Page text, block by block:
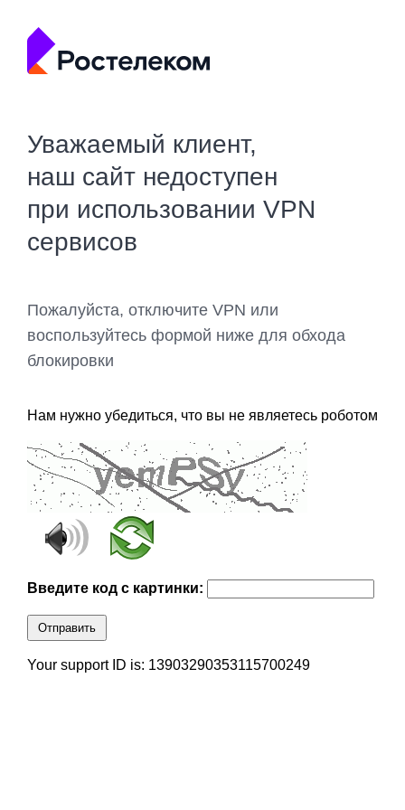
Уважаемый клиент,
наш сайт недоступен
при использовании VPN
сервисов
Пожалуйста, отключите VPN или
воспользуйтесь формой ниже для обхода
блокировки
Нам нужно убедиться, что вы не являетесь роботом
Введите код с картинки:
Отправить
Your support ID is: 13903290353115700249